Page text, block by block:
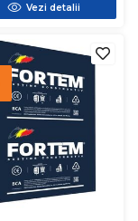
Vezi detalii